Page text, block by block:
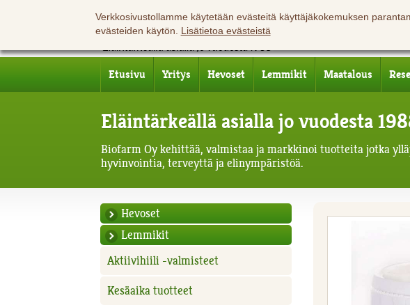
Verkkosivustollamme käytetään evästeitä käyttäjäkokemuksen
evästeiden käytön. Lisätietoa evästeistä
Etusivu Yritys Hevoset Lemmikit Maatalous
Eläintärkeällä asialla jo vuodesta
Biofarm Oy kehittää, valmistaa ja markkinoi tuotteita jotka
hyvinvointia, terveyttä ja elinympäristöä.
Hevoset
Lemmikit
Aktiivihiili -valmisteet
Kesäaika tuotteet